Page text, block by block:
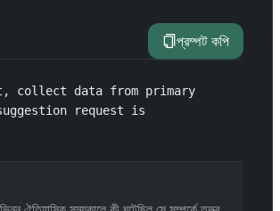
প্রম্পট কপি
collect data from primary
request is